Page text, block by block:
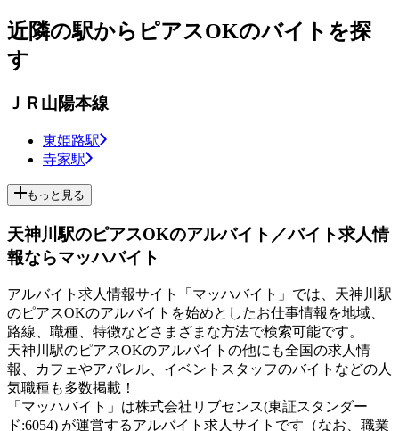
近隣の駅からピアスOKのバイトを探
す
ＪＲ山陽本線
東姫路駅
寺家駅
もっと見る
天神川駅のピアスOKのアルバイト／バイト求人情
報ならマッハバイト
アルバイト求人情報サイト「マッハバイト」では、天神川駅
のピアスOKのアルバイトを始めとしたお仕事情報を地域、
路線、職種、特徴などさまざまな方法で検索可能です。
天神川駅のピアスOKのアルバイトの他にも全国の求人情
報、カフェやアパレル、イベントスタッフのバイトなどの人
気職種も多数掲載！
「マッハバイト」は株式会社リブセンス(東証スタンダー
ド:6054) が運営するアルバイト求人サイトです（なお、職業